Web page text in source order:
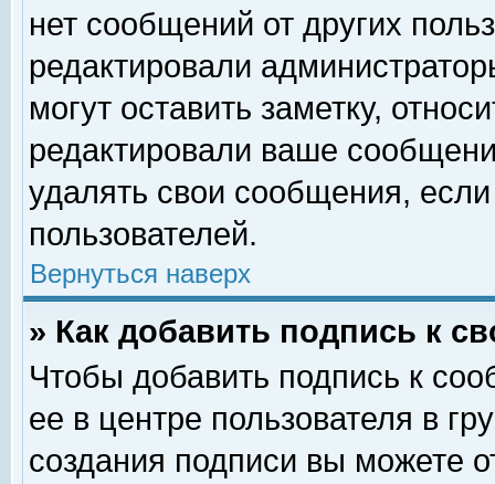
нет сообщений от других
редактировали
могут оставить заметку,
редактировали ваше
удалять свои сообщения,
пользователей.
Вернуться наверх
» Как добавить подпись к
Чтобы добавить подпись к
ее в центре пользователя в
создания подписи вы можете